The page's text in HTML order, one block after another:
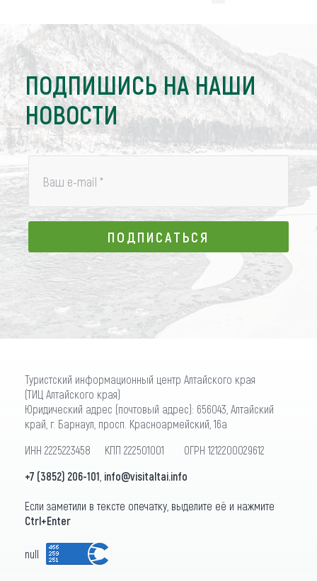
ПОДПИШИСЬ НА НАШИ
НОВОСТИ
Ваш e-mail *
ПОДПИСАТЬСЯ
ПОДПИСАТЬСЯ
Туристский информационный центр Алтайского края
(ТИЦ Алтайского края)
Юридический адрес (почтовый адрес): 656043, Алтайский
край, г. Барнаул, просп. Красноармейский, 16а
ИНН 2225223458 КПП 222501001 ОГРН 1212200029612
+7 (3852) 206-101 info@visitaltai.info
Если заметили в тексте опечатку, выделите её и нажмите
Ctrl+Enter
null